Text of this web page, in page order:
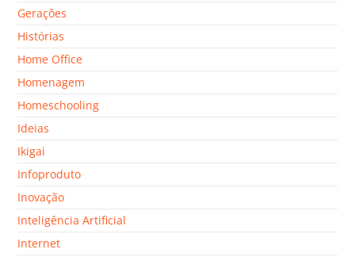
Gerações
Histórias
Home Office
Homenagem
Homeschooling
Ideias
Ikigai
Infoproduto
Inovação
Inteligência Artificial
Internet